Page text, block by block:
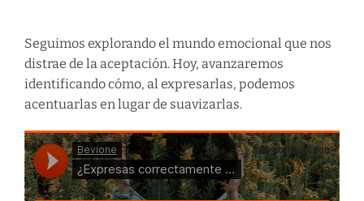
Seguimos explorando el mundo emocional que nos
distrae de la aceptación. Hoy, avanzaremos
identificando cómo, al expresarlas, podemos
acentuarlas en lugar de suavizarlas.